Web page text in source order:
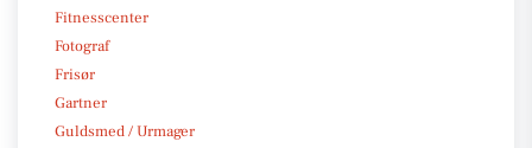
Fitnesscenter
Fotograf
Frisør
Gartner
Guldsmed / Urmager